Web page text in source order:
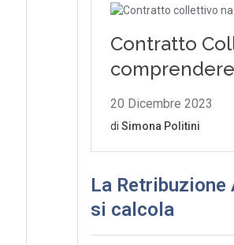
La Retribuzione
si calcola